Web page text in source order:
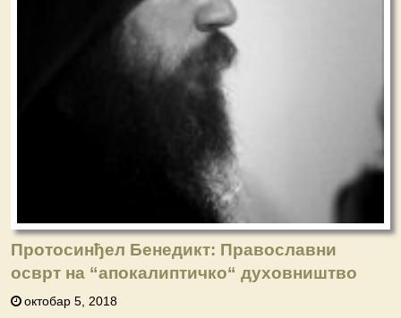
Протосинђел Бенедикт: Православни
осврт на “апокалиптичко“ духовништво
октобар 5, 2018